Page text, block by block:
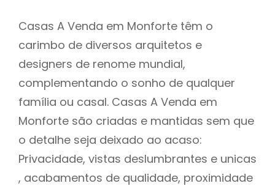
Casas A Venda em Monforte têm o
carimbo de diversos arquitetos e
designers de renome mundial,
complementando o sonho de qualquer
família ou casal. Casas A Venda em
Monforte são criadas e mantidas sem que
o detalhe seja deixado ao acaso:
Privacidade, vistas deslumbrantes e unicas
, acabamentos de qualidade, proximidade